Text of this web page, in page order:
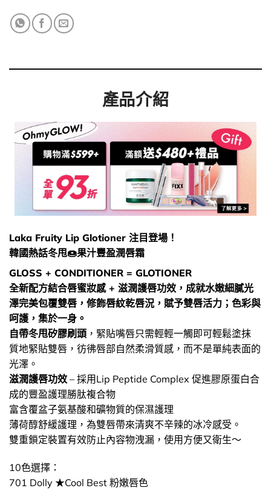
產品介紹
Laka Fruity Lip Glotioner 注目登場！
韓國熱話冬甩🍩果汁豐盈潤唇霜
GLOSS + CONDITIONER = GLOTIONER
全新配方結合唇蜜妝感 + 滋潤護唇功效 ，成就水嫩細膩光
澤完美包覆雙唇，修飾唇紋乾唇況 ，賦予雙唇活力；色彩與
呵護，集於一身。
自帶冬甩矽膠刷頭 ，緊貼嘴唇只需輕輕一觸即可輕鬆塗抹
質地緊貼雙唇，彷彿唇部自然柔滑質感，而不是單純表面的
光澤。
滋潤護唇功效 – 採用Lip Peptide Complex 促進膠原蛋白合
成的豐盈護理勝肽複合物
富含覆盆子氨基酸和礦物質的保濕護理
薄荷醇舒緩護理，為雙唇帶來清爽不辛辣的冰冷感受。
雙重鎖定裝置有效防止內容物洩漏，使用方便又衛生～
10色選擇：
701 Dolly ★Cool Best 粉嫩唇色